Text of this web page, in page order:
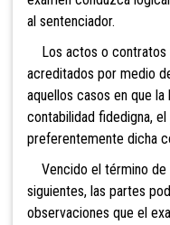
al sentenciador.
Los actos o contratos
acreditados por medio
aquellos casos en que
contabilidad fidedigna,
preferentemente dicha
Vencido el término de
siguientes, las partes
observaciones que el